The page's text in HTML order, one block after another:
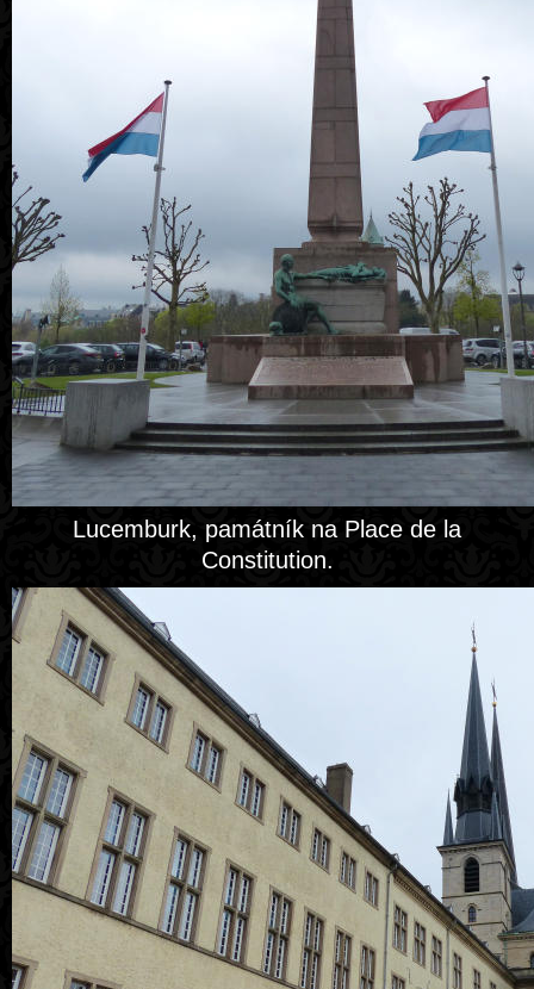
Lucemburk, památník na Place de la
Constitution.